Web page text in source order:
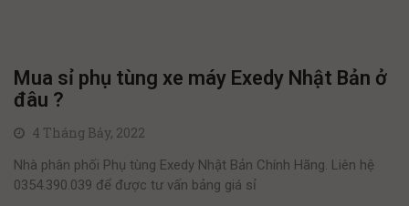
Mua sỉ phụ tùng xe máy Exedy Nhật Bản ở
đâu ?
4 Tháng Bảy, 2022
Nhà phân phối Phụ tùng Exedy Nhật Bản Chính Hãng. Liên hệ
0354.390.039 để được tư vấn bảng giá sỉ